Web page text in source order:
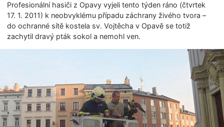
Profesionální hasiči z Opavy vyjeli tento týden ráno (čtvrtek
17. 1. 2011) k neobvyklému případu záchrany živého tvora –
do ochranné sítě kostela sv. Vojtěcha v Opavě se totiž
zachytil dravý pták sokol a nemohl ven.